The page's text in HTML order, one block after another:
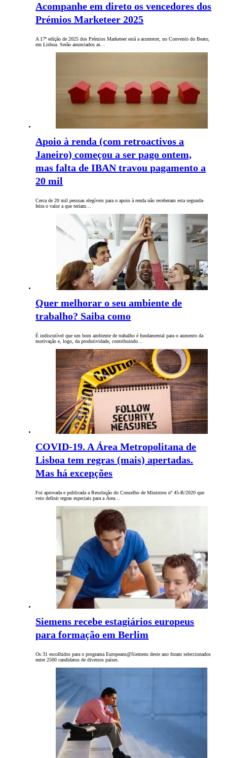
Acompanhe em direto os vencedores dos
Prémios Marketeer 2025
A 17ª edição de 2025 dos Prémios Marketeer está a acontecer, no Convento do Beato,
em Lisboa. Serão anunciados as…
Apoio à renda (com retroactivos a
Janeiro) começou a ser pago ontem,
mas falta de IBAN travou pagamento a
20 mil
Cerca de 20 mil pessoas elegíveis para o apoio à renda não receberam esta segunda-
feira o valor a que teriam…
Quer melhorar o seu ambiente de
trabalho? Saiba como
É indiscutível que um bom ambiente de trabalho é fundamental para o aumento da
motivação e, logo, da produtividade, contribuindo…
COVID-19. A Área Metropolitana de
Lisboa tem regras (mais) apertadas.
Mas há excepções
Foi aprovada e publicada a Resolução do Conselho de Ministros nº 45-B/2020 que
veio definir regras especiais para a Área…
Siemens recebe estagiários europeus
para formação em Berlim
Os 31 escolhidos para o programa Europeans@Siemens deste ano foram seleccionados
entre 2500 candidatos de diversos países.